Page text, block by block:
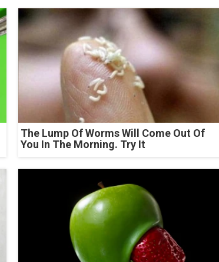
The Lump Of Worms Will Come Out Of
You In The Morning. Try It